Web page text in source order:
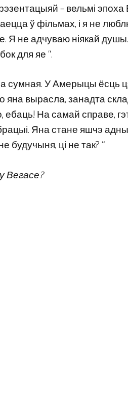
– вельмі эпоха
ў фільмах, і я не
Я не адчуваю ніякай
для яе “.
У Амерыцы ёсць
яна вырасла, занадта
На самай справе,
Яна стане яшчэ
будучыня, ці не так? “
Вегасе?